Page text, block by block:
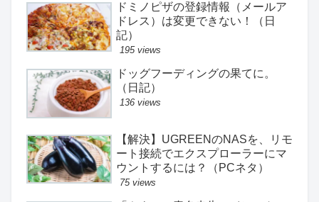
ドミノピザの登録情報（メールア
ドレス）は変更できない！（日
記）
195 views
ドッグフーディングの果てに。
（日記）
136 views
【解決】UGREENのNASを、リモ
ート接続でエクスプローラーにマ
ウントするには？（PCネタ）
75 views